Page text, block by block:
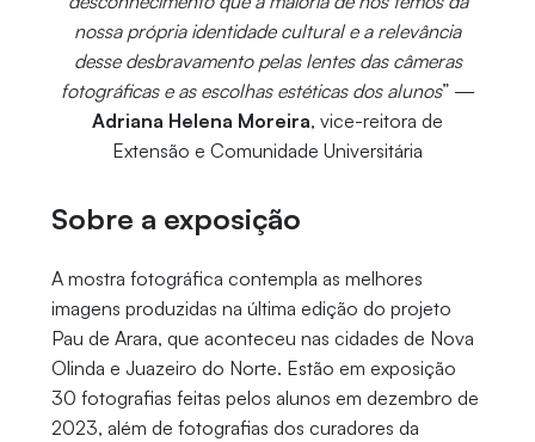
nossa própria identidade cultural e a relevância
desse desbravamento pelas lentes das câmeras
fotográficas e as escolhas estéticas dos alunos” —
Adriana Helena Moreira, vice-reitora de
Extensão e Comunidade Universitária
Sobre a exposição
A mostra fotográfica contempla as melhores
imagens produzidas na última edição do projeto
Pau de Arara, que aconteceu nas cidades de Nova
Olinda e Juazeiro do Norte. Estão em exposição
30 fotografias feitas pelos alunos em dezembro de
2023, além de fotografias dos curadores da